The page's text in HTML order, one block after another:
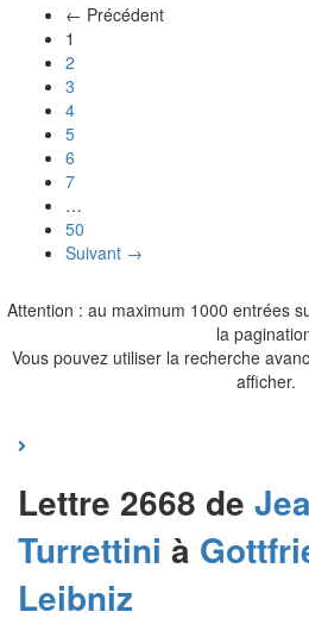
← Précédent
1
2
3
4
5
6
7
…
50
Suivant →
Attention : au maximum 1000 entrées
la
Vous pouvez utiliser la recherche
afficher.
Lettre 2668 de
Turrettini à
Leibniz